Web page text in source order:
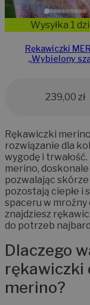
Wysyłka 1
Rękawiczki
„Wybielony
239,00 zł
Rękawiczki
rozwiązanie dla
wygodę i
merino,
pozwalając skórze
pozostają ciepłe i
spaceru w mroźny
znajdziesz
do potrzeb
Dlaczego
rękawiczki
merino?